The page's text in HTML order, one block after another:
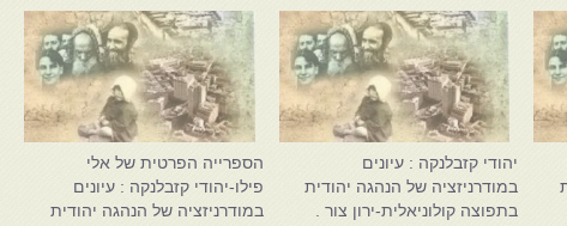
יהודי קזבלנקה : עיונים
במודרניזציה של הנהגה יהודית
בתפוצה קולוניאלית-ירון צור .
הספרייה הפרטית של אלי
פילו-יהודי קזבלנקה : עיונים
במודרניזציה של הנהגה יהודית